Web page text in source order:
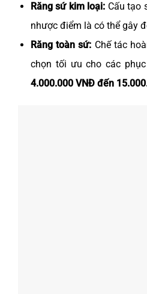
Răng sứ kim loại: Cấu tạo
nhược điểm là có thể gây
Răng toàn sứ: Chế tác
chọn tối ưu cho các
4.000.000 VNĐ đến